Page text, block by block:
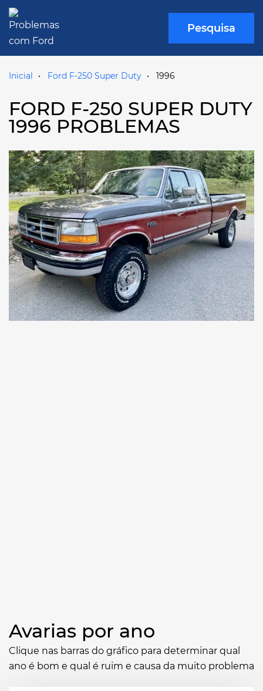
Pesquisa
Inicial Ford F-250 Super Duty 1996
FORD F-250 SUPER DUTY
1996 PROBLEMAS
Avarias por ano
Clique nas barras do gráfico para determinar qual
ano é bom e qual é ruim e causa da muito problema